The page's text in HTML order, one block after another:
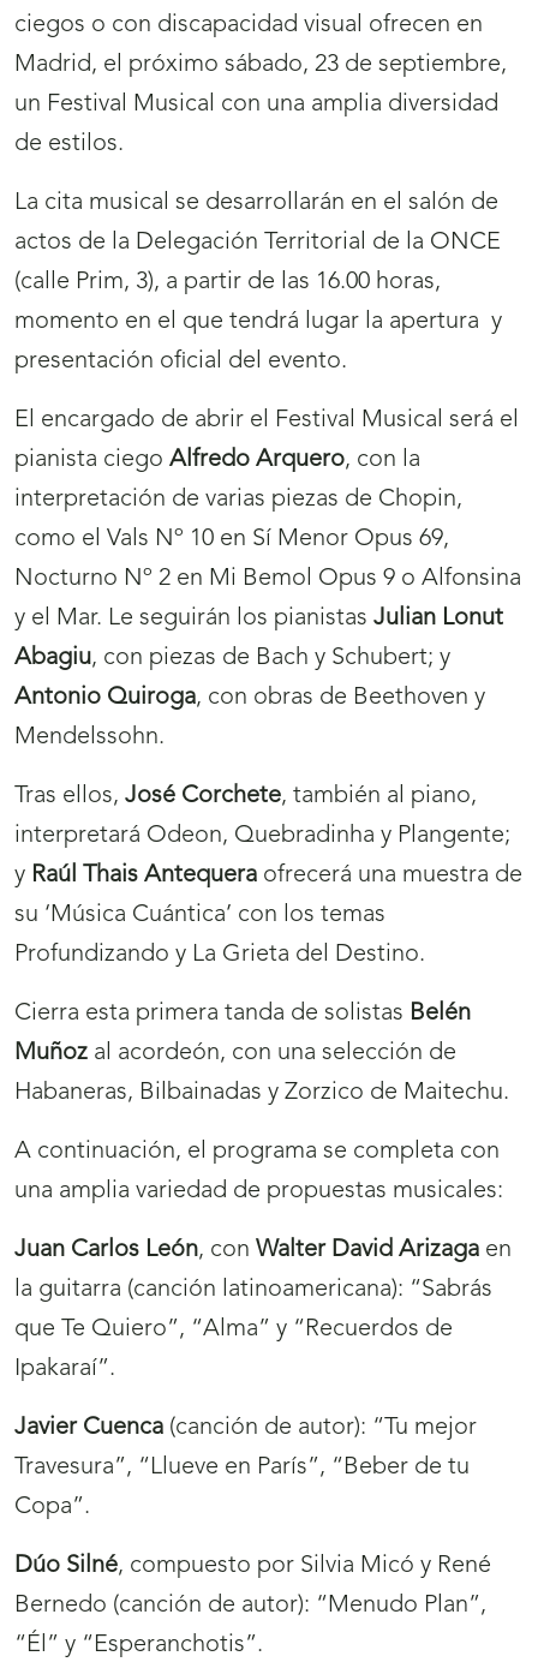
ciegos o con discapacidad visual ofrecen en
Madrid, el próximo sábado, 23 de septiembre,
un Festival Musical con una amplia diversidad
de estilos.
La cita musical se desarrollarán en el salón de
actos de la Delegación Territorial de la ONCE
(calle Prim, 3), a partir de las 16.00 horas,
momento en el que tendrá lugar la apertura y
presentación oficial del evento.
El encargado de abrir el Festival Musical será el
pianista ciego Alfredo Arquero, con la
interpretación de varias piezas de Chopin,
como el Vals Nº 10 en Sí Menor Opus 69,
Nocturno Nº 2 en Mi Bemol Opus 9 o Alfonsina
y el Mar. Le seguirán los pianistas Julian Lonut
Abagiu, con piezas de Bach y Schubert; y
Antonio Quiroga, con obras de Beethoven y
Mendelssohn.
Tras ellos, José Corchete, también al piano,
interpretará Odeon, Quebradinha y Plangente;
y Raúl Thais Antequera ofrecerá una muestra de
su ‘Música Cuántica’ con los temas
Profundizando y La Grieta del Destino.
Cierra esta primera tanda de solistas Belén
Muñoz al acordeón, con una selección de
Habaneras, Bilbainadas y Zorzico de Maitechu.
A continuación, el programa se completa con
una amplia variedad de propuestas musicales:
Juan Carlos León, con Walter David Arizaga en
la guitarra (canción latinoamericana): “Sabrás
que Te Quiero”, “Alma” y “Recuerdos de
Ipakaraí”.
Javier Cuenca (canción de autor): “Tu mejor
Travesura”, “Llueve en París”, “Beber de tu
Copa”.
Dúo Silné, compuesto por Silvia Micó y René
Bernedo (canción de autor): “Menudo Plan”,
“Él” y “Esperanchotis”.